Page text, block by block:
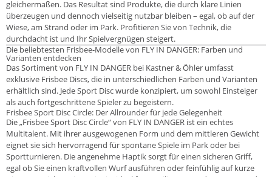
gleichermaßen. Das Resultat sind Produkte, die durch klare Linien
überzeugen und dennoch vielseitig nutzbar bleiben – egal, ob auf der
Wiese, am Strand oder im Park. Profitieren Sie von Technik, die
durchdacht ist und Ihr Spielvergnügen steigert.
Die beliebtesten Frisbee-Modelle von FLY IN DANGER: Farben und
Varianten entdecken
Das Sortiment von FLY IN DANGER bei Kastner & Öhler umfasst
exklusive Frisbee Discs, die in unterschiedlichen Farben und Varianten
erhältlich sind. Jede Sport Disc wurde konzipiert, um sowohl Einsteiger
als auch fortgeschrittene Spieler zu begeistern.
Frisbee Sport Disc Circle: Der Allrounder für jede Gelegenheit
Die „Frisbee Sport Disc Circle“ von FLY IN DANGER ist ein echtes
Multitalent. Mit ihrer ausgewogenen Form und dem mittleren Gewicht
eignet sie sich hervorragend für spontane Spiele im Park oder bei
Sportturnieren. Die angenehme Haptik sorgt für einen sicheren Griff,
egal ob Sie einen kraftvollen Wurf ausführen oder feinfühlig auf kurze